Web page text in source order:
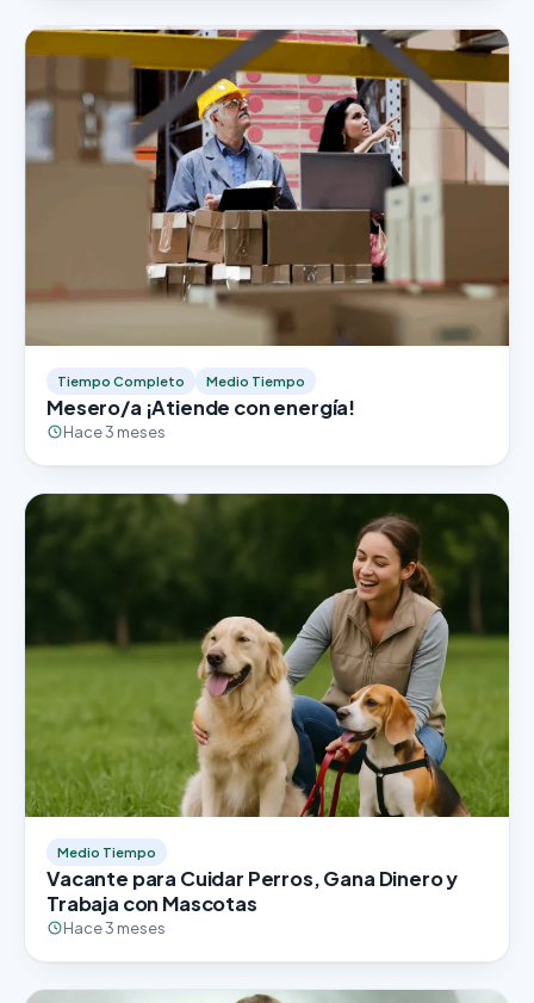
Tiempo Completo Medio Tiempo
Mesero/a ¡Atiende con energía!
Hace 3 meses
Medio Tiempo
Vacante para Cuidar Perros, Gana Dinero y
Trabaja con Mascotas
Hace 3 meses